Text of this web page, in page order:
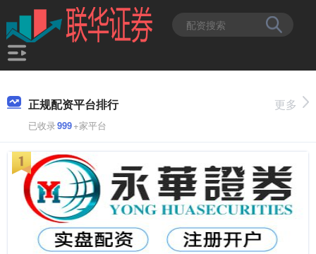
正规配资平台排行
已收录999+家平台
更多